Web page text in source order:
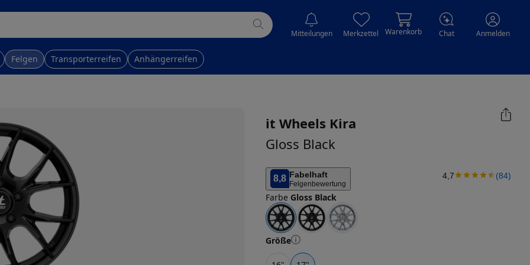
Mitteilungen Merkzettel Warenkorb Chat Anmelden
Felgen Transporterreifen Anhängerreifen
it Wheels Kira
Gloss Black
8,8 Fabelhaft
Felgenbewertung
4,7 (84)
Farbe Gloss Black
Größe